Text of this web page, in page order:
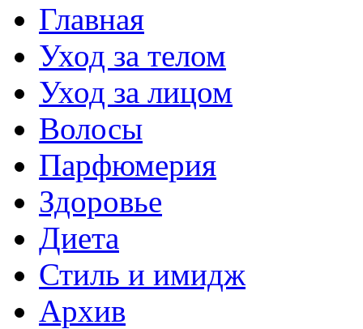
Главная
Уход за телом
Уход за лицом
Волосы
Парфюмерия
Здоровье
Диета
Стиль и имидж
Архив